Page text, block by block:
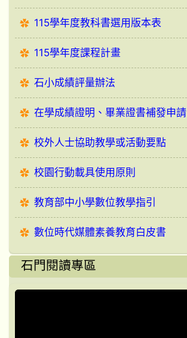
115學年度教科書選用版本表
115學年度課程計畫
石小成績評量辦法
在學成績證明、畢業證書補發申請
校外人士協助教學或活動要點
校園行動載具使用原則
教育部中小學數位教學指引
數位時代媒體素養教育白皮書
石門閱讀專區